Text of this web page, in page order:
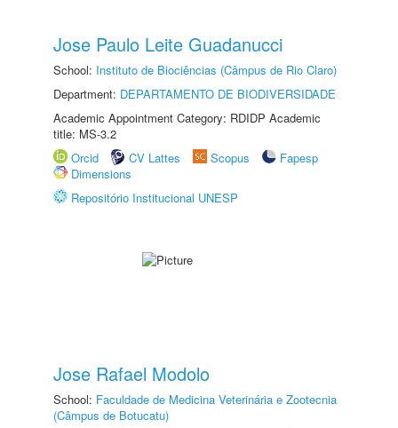
Jose Paulo Leite Guadanucci
School: Instituto de Biociências (Câmpus de Rio Claro)
Department: DEPARTAMENTO DE BIODIVERSIDADE
Academic Appointment Category: RDIDP Academic
title: MS-3.2
Orcid
CV Lattes Scopus
Fapesp
Dimensions
Repositório Institucional UNESP
Jose Rafael Modolo
School: Faculdade de Medicina Veterinária e Zootecnia
(Câmpus de Botucatu)